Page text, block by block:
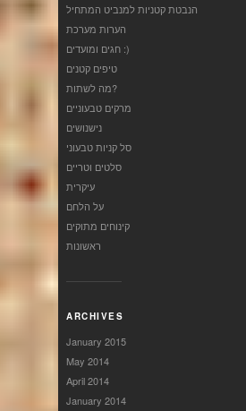
הנבטת קטניות למנביט המתחיל
הערות מערכת
חגים ומועדים :)
טיפים קטנים
מה לשתות?
מרקים טבעוניים
נישנושים
סל קניות טבעוני
סלטים וטריים
עיקרית
על הלחם
קינוחים מתוקים
ראשונות
ARCHIVES
January 2015
May 2014
April 2014
January 2014